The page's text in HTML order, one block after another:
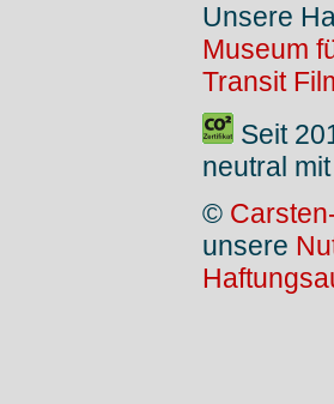
Unsere
Museum
Transit
Seit
neutral
©
unsere